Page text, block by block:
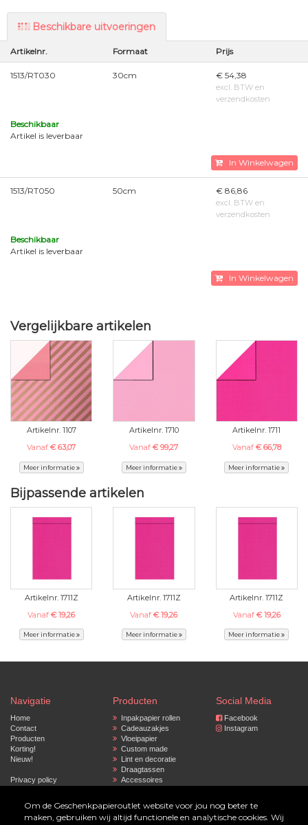
Beschikbare uitvoeringen
Artikelnr. Formaat Prijs
1513/RT030 30cm € 54,38
excl. BTW en
verzendkosten
Beschikbaar
Artikel is leverbaar
In Winkelwagen
1513/RT050 50cm € 86,86
excl. BTW en
verzendkosten
Beschikbaar
Artikel is leverbaar
In Winkelwagen
Vergelijkbare artikelen
Artikelnr. 1107
Vanaf€ 63,07
Meer informatie
Artikelnr. 1710
Vanaf€ 99,27
Meer informatie
Artikelnr. 1711
Vanaf € 66,78
Meer informatie
Bijpassende artikelen
Artikelnr. 1711Z
Vanaf€ 19,26
Meer informatie
Artikelnr. 1711Z
Vanaf€ 19,26
Meer informatie
Artikelnr. 1711Z
Vanaf € 19,26
Meer informatie
Navigatie
Home
Contact
Producten
Korting!
Nieuw!
Privacy policy
Producten
Inpakpapier rollen
Cadeauzakjes
Vloeipapier
Custom made
Lint en decoratie
Draagtassen
Accessoires
Social Media
Facebook
Instagram
© 2023 by Geschenkpapier Outlet
Om de Geschenkpapieroutlet website voor jou nog beter te
maken, gebruiken wij altijd functionele en analytische cookies. Wij